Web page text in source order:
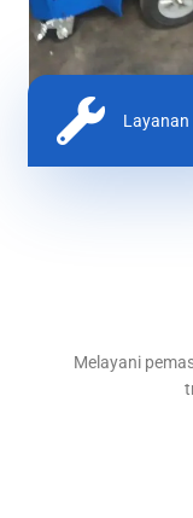
Layanan
Melayani